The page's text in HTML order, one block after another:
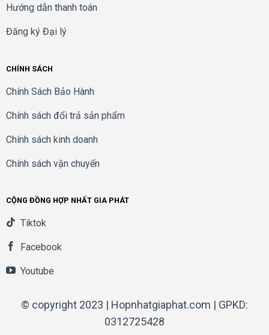
Hướng dẫn thanh toán
Đăng ký Đại lý
CHÍNH SÁCH
Chính Sách Bảo Hành
Chính sách đổi trả sản phẩm
Chính sách kinh doanh
Chính sách vận chuyển
CỘNG ĐỒNG HỢP NHẤT GIA PHÁT
Tiktok
Facebook
Youtube
© copyright 2023 | Hopnhatgiaphat.com | GPKD:
0312725428